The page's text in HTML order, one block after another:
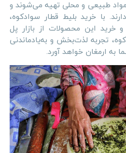
طبیعی و محلی تهیه می‌شوند و
با خرید بلیط قطار سوادکوه،
و خرید این محصولات از بازار پل
تجربه لذت‌بخش و به‌یادماندنی
به ارمغان خواهد آورد.